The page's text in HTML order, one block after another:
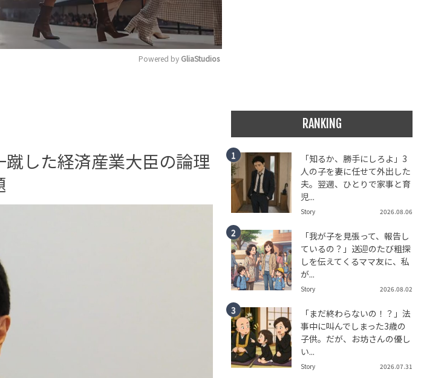
Powered by GliaStudios
蹴した経済産業大臣の論理
RANKING
「知るか、勝手にしろよ」3
人の子を妻に任せて外出した
夫。翌週、ひとりで家事と育
児...
Story 2026.08.06
「我が子を見張って、報告し
ているの？」送迎のたび粗探
しを伝えてくるママ友に、私
が...
Story 2026.08.02
「まだ終わらないの！？」法
事中に叫んでしまった3歳の
子供。だが、お坊さんの優し
い...
Story 2026.07.31